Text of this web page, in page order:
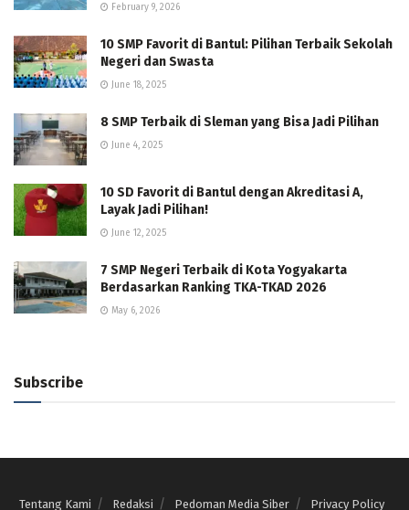
February 9, 2026
10 SMP Favorit di Bantul: Pilihan Terbaik Sekolah
Negeri dan Swasta
June 18, 2025
8 SMP Terbaik di Sleman yang Bisa Jadi Pilihan
June 4, 2025
10 SD Favorit di Bantul dengan Akreditasi A,
Layak Jadi Pilihan!
June 12, 2025
7 SMP Negeri Terbaik di Kota Yogyakarta
Berdasarkan Ranking TKA-TKAD 2026
May 6, 2026
Subscribe
Tentang Kami Redaksi Pedoman Media Siber Privacy Policy